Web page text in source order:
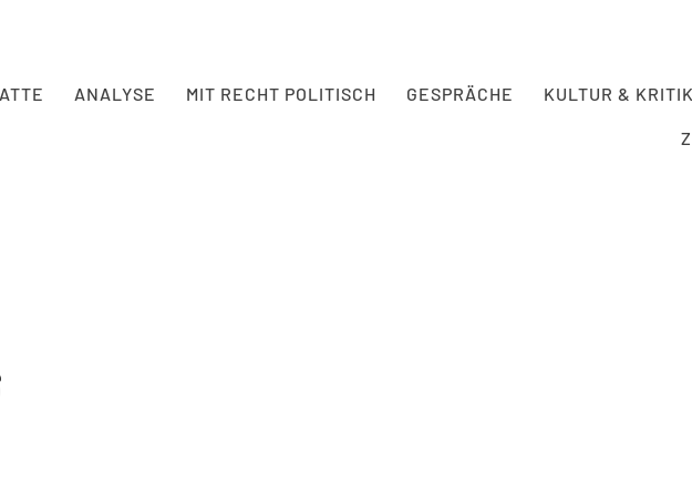
ANALYSE MIT RECHT POLITISCH GESPRÄCHE KULTUR & KRITIK